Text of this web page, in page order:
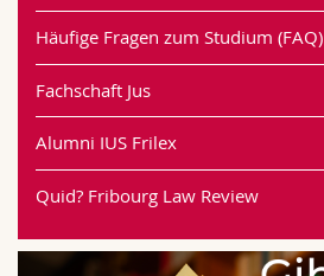
Häufige Fragen zum Studium (FAQ)
Fachschaft Jus
Alumni IUS Frilex
Quid? Fribourg Law Review